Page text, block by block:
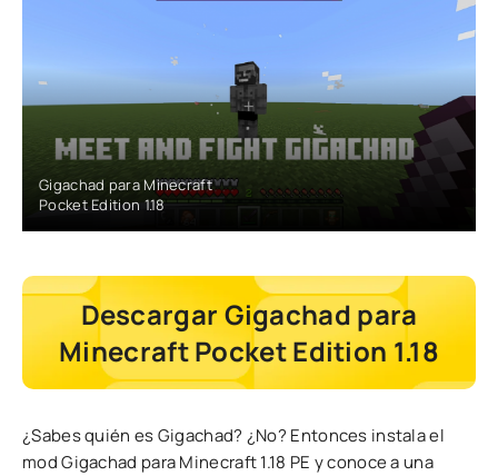
Gigachad para Minecraft
Pocket Edition 1.18
Descargar Gigachad para
Minecraft Pocket Edition 1.18
¿Sabes quién es Gigachad? ¿No? Entonces instala el
mod Gigachad para Minecraft 1.18 PE y conoce a una